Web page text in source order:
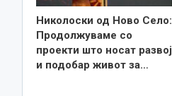
Николоски од Ново Село:
Продолжуваме со
проекти што носат развој
и подобар живот за…